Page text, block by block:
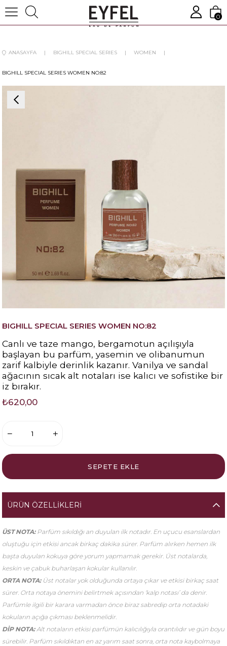
0
ANASAYFA BIGHILL SPECIAL SERIES WOMEN
BIGHILL SPECIAL SERIES WOMEN NO:82
BIGHILL SPECIAL SERIES WOMEN NO:82
Canlı ve taze mango, bergamotunaçılışıyla
başlayan bu parfüm, yasemin ve olibanumun
zarif kalbiyle derinlik kazanır. Vanilya ve sandal
ağacının sıcak alt notaları ise kalıcı ve sofistike bir
iz bırakır.
₺620,00
ÜRÜN ÖZELLIKLERI
ÜST NOTA:Parfüm sıkıldığı an duyulan ilk notadır. En uçucu esanslardan
oluştuğu için etkisi ancak birkaç dakika sürer. Parfüm alırken hemen ilk
başta duyulan kokuya göre yorum yapmamak gerekir. Üst notalarda,
keskin ve çabuk buharlaşan kokular kullanılır.
ORTA NOTA: Üst notalar yok olduğunda ortaya çıkar ve etkisi birkaç saat
sürer. Orta notaya önemini belirtmek açısından ‘kalp notası’ da denir.
Parfümle ilgili bir karara varmadan önce biraz sabredip orta notadaki
kokuların açığa çıkması beklenmelidir.
DİP NOTA:Alt notaların etkisi parfümün kalıcılığıyla orantılıdır ve gün boyu
sürebilir. Parfüm sıkıldıktan en az yarım saat sonra, orta nota kaybolmaya